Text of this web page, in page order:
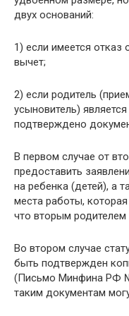
двух оснований:
1) если имеется отказ
вычет;
2) если родитель
усыновитель)
подтверждено
В первом случае от
предоставить
на ребенка (детей), а
места работы,
что вторым
Во втором случае
быть подтвержден
(Письмо Минфина РФ №
таким документам